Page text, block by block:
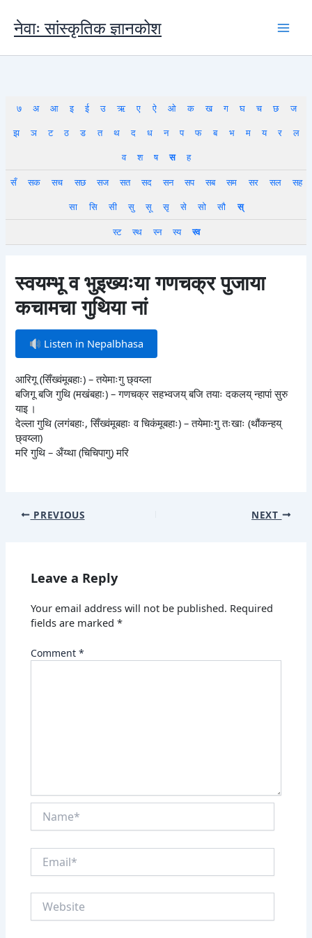
content
नेवाः सांस्कृतिक ज्ञानकोश
७ अ आ इ ई उ ऋ ए ऐ ओ क ख ग घ च छ
ज
झ
ञ ट ठ ड त थ द ध न प फ ब भ म य र
ल
व
श ष स
ह
सँ
सक सच सछ सज सत सद सन सप सब सम सर सल
सह
सा
सि सी सु सू सृ से सो सौ
स्
स्ट
स्थ स्न स्य स्व
स्वयम्भू व भुइख्यःया गणचक्र पुजाया
कचामचा गुथिया नां
Listen in Nepalbhasa
आरिगू (सिँख्वंमूबहाः) – तयेमाःगु छ्वय्ला
बजिगू बजि गुथि (मखंबहाः) – गणचक्र सहभ्वजय् बजि तयाः दकलय् न्हापां सुरु
याइ ।
देल्ला गुथि (लगंबहाः, सिँख्वंमूबहाः व चिकंमूबहाः) – तयेमाःगु तःखाः (थौंकन्हय्
छ्वय्ला)
मरि गुथि – अँय्था (चिचिपागु) मरि
PREVIOUS NEXT
Leave a Reply
Your email address will not be published. Required
fields are marked*
Comment*